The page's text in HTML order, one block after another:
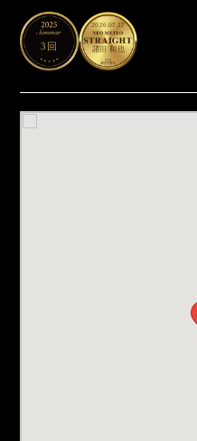
3回
2026.07.27
諸田 和也